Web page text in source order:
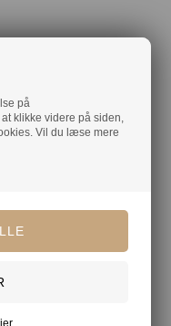
på
klikke videre på siden,
Vil du læse mere